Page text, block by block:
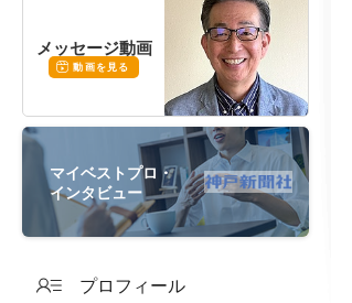
メッセージ動画
動画を見る
マイベストプロ・
インタビュー
プロフィール